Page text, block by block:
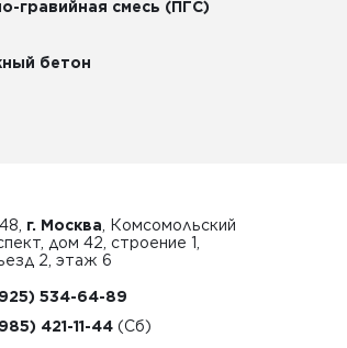
гравийная смесь (ПГС)
бетон
г. Москва , Комсомольский
дом 42, строение 1,
2, этаж 6
534-64-89
421-11-44